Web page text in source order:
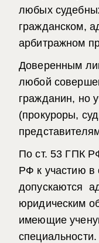
любых
гражданском,
арбитражном
Доверенным
любой
гражданин, но
(прокуроры,
По ст. 53 ГПК
РФ к участию в
допускаются
юридическим
имеющие